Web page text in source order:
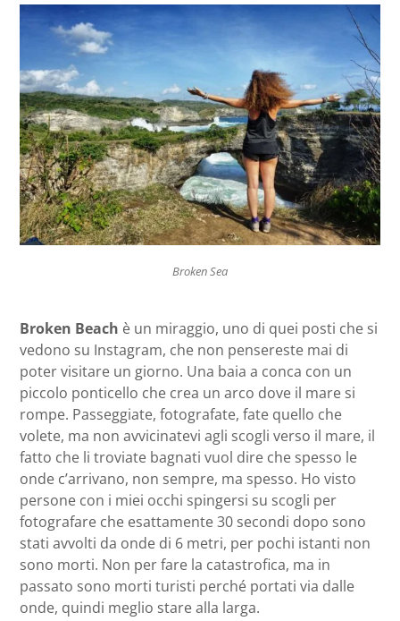
Broken Sea
Broken Beach è un miraggio, uno di quei posti che si
vedono su Instagram, che non pensereste mai di
poter visitare un giorno. Una baia a conca con un
piccolo ponticello che crea un arco dove il mare si
rompe. Passeggiate, fotografate, fate quello che
volete, ma non avvicinatevi agli scogli verso il mare, il
fatto che li troviate bagnati vuol dire che spesso le
onde c’arrivano, non sempre, ma spesso. Ho visto
persone con i miei occhi spingersi su scogli per
fotografare che esattamente 30 secondi dopo sono
stati avvolti da onde di 6 metri, per pochi istanti non
sono morti. Non per fare la catastrofica, ma in
passato sono morti turisti perché portati via dalle
onde, quindi meglio stare alla larga.